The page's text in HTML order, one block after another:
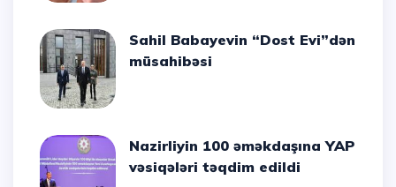
Sahil Babayevin “Dost Evi”dən
müsahibəsi
Nazirliyin 100 əməkdaşına YAP
vəsiqələri təqdim edildi